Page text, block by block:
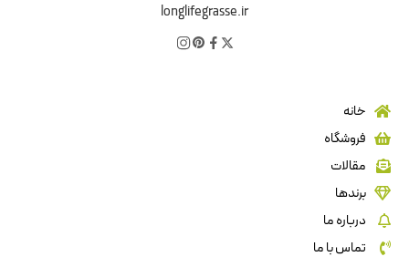
longlifegrasse.ir
خانه
فروشگاه
مقالات
برندها
درباره ما
تماس با ما